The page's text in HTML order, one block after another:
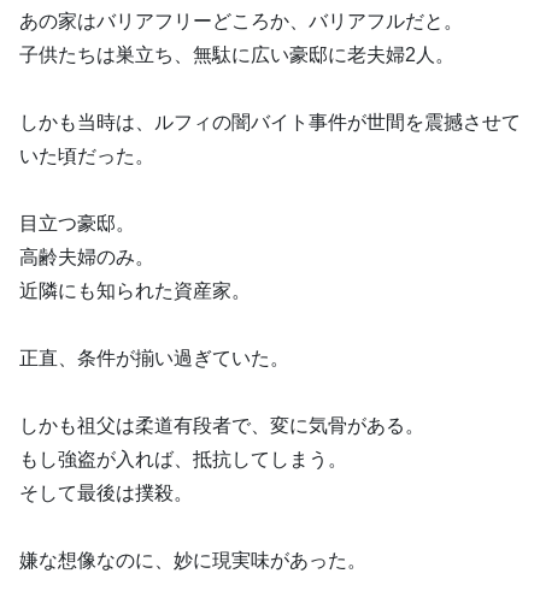
あの家はバリアフリーどころか、バリアフルだと。
子供たちは巣立ち、無駄に広い豪邸に老夫婦2人。
しかも当時は、ルフィの闇バイト事件が世間を震撼させて
いた頃だった。
目立つ豪邸。
高齢夫婦のみ。
近隣にも知られた資産家。
正直、条件が揃い過ぎていた。
しかも祖父は柔道有段者で、変に気骨がある。
もし強盗が入れば、抵抗してしまう。
そして最後は撲殺。
嫌な想像なのに、妙に現実味があった。